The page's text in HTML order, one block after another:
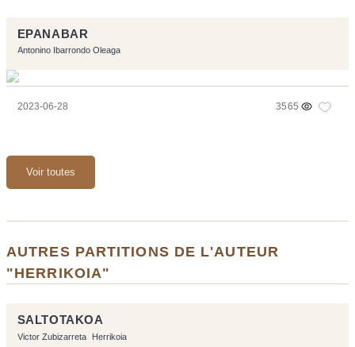
EPANABAR
Antonino Ibarrondo Oleaga
2023-06-28 3565
Voir toutes
AUTRES PARTITIONS DE L'AUTEUR
"HERRIKOIA"
SALTOTAKOA
Victor Zubizarreta Herrikoia